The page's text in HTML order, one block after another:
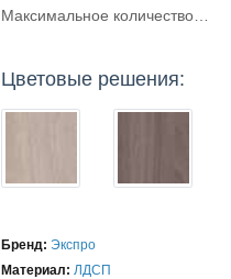
Максимальное количество…
Цветовые решения:
Бренд: Экспро
Материал: ЛДСП